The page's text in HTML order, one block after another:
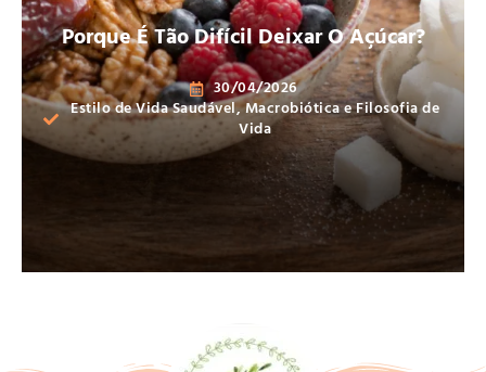
Porque É Tão Difícil Deixar O Açúcar?
30/04/2026
Estilo de Vida Saudável,Macrobiótica e Filosofia de
Vida